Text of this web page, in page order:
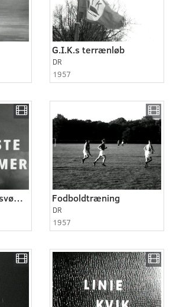
G.I.K.s terrænløb
DR
1957
Verdens hurtigste svømmer Fodboldtræning
DR
1957